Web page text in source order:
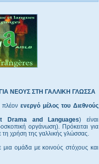
ΝΕΟΥΣ ΣΤΗ ΓΑΛΛΙΚΗ ΓΛΩΣΣΑ
ενεργό μέλος του Διεθνούς
and Languages) είναι
οργάνωση). Πρόκειται για
χρήση της γαλλικής γλώσσας.
ομάδα με κοινούς στόχους και